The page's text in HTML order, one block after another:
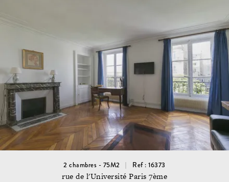
2 chambres - 75M2 Ref : 16373
rue de l'Université Paris 7ème